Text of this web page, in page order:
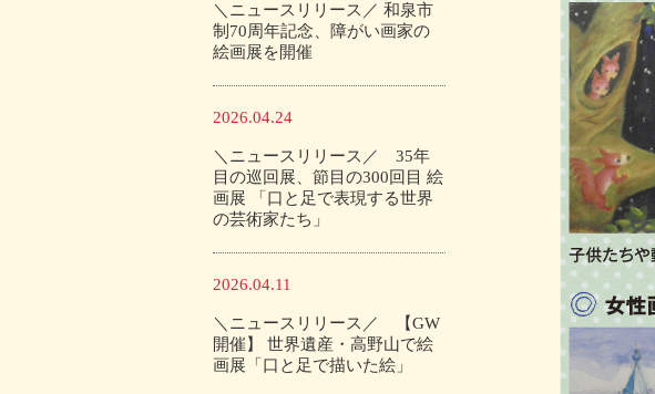
＼ニュースリリース／ 和泉市
制70周年記念、障がい画家の
絵画展を開催
2026.04.24
＼ニュースリリース／ 35年
目の巡回展、節目の300回目 絵
画展 「口と足で表現する世界
の芸術家たち」
2026.04.11
＼ニュースリリース／ 【GW
開催】 世界遺産・高野山で絵
画展「口と足で描いた絵」